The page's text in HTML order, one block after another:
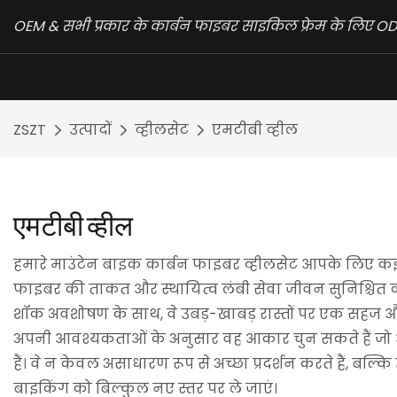
OEM & सभी प्रकार के कार्बन फाइबर साइकिल फ्रेम के लिए
ZSZT उत्पादों व्हीलसेट एमटीबी व्हील
एमटीबी व्हील
हमारे माउंटेन बाइक कार्बन फाइबर व्हीलसेट आपके लिए
फाइबर की ताकत और स्थायित्व लंबी सेवा जीवन सुनिश्चित
शॉक अवशोषण के साथ, वे उबड़-खाबड़ रास्तों पर एक सहज
अपनी आवश्यकताओं के अनुसार वह आकार चुन सकते हैं जो
हैं। वे न केवल असाधारण रूप से अच्छा प्रदर्शन करते हैं, बल्कि
बाइकिंग को बिल्कुल नए स्तर पर ले जाएं।